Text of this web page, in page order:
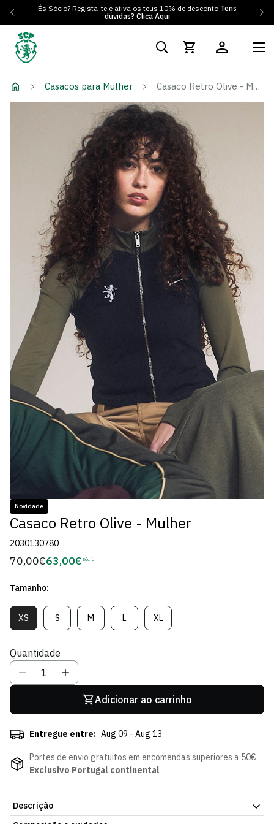
És Sócio? Regista-te e ativa os teus 10% de desconto Tens
dúvidas? Clica Aqui
Casacos para Mulher Casaco Retro Olive - Mulher
Novidade
Casaco Retro Olive - Mulher
2030130780
Preço
70,00€Preço
Sócio
63,00€ Sócio
Tamanho:
XSVariante
Esgotada
Indisponível
SVariante
Esgotada
Indisponível
MVariante
Esgotada
LVariante
Esgotada
XLVariante
Esgotada
Quantidade
Adicionar ao carrinho
Entregue entre: Aug 09 - Aug 13
Portes de envio gratuitos em encomendas superiores a 50€
Exclusivo Portugal continental
Descrição